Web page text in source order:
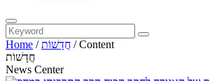
Home /חֲדָשׁוֹת /Content
חֲדָשׁוֹת
News Center